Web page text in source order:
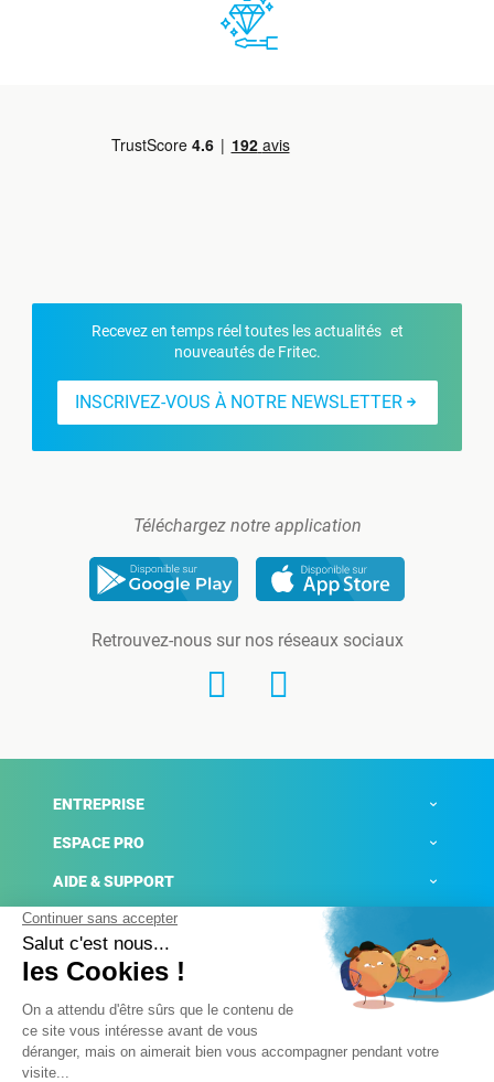
Recevez en temps réel toutes les actualités et
nouveautés de Fritec.
INSCRIVEZ-VOUS À NOTRE NEWSLETTER
Téléchargez notre application
Retrouvez-nous sur nos réseaux sociaux
ENTREPRISE
ESPACE PRO
AIDE & SUPPORT
ACTUALITÉS
Mentions légales